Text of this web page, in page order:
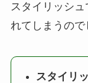
スタイリッシ
れてしまうので
スタイリ